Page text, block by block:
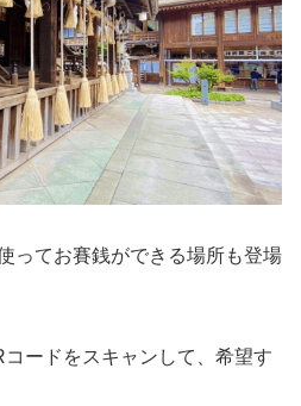
ってお賽銭ができる場所も登場
ードをスキャンして、希望す